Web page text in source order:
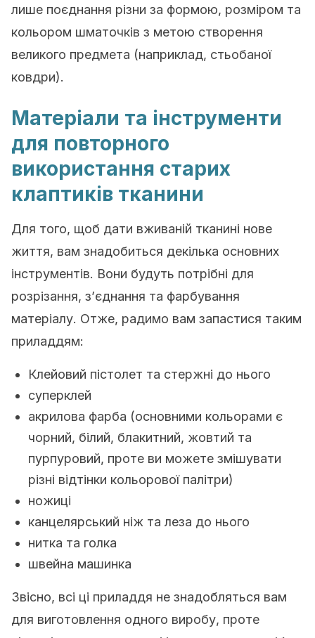
лише поєднання різни за формою, розміром та
кольором шматочків з метою створення
великого предмета (наприклад, стьобаної
ковдри).
Матеріали та інструменти
для повторного
використання старих
клаптиків тканини
Для того, щоб дати вживаній тканині нове
життя, вам знадобиться декілька основних
інструментів. Вони будуть потрібні для
розрізання, з’єднання та фарбування
матеріалу. Отже, радимо вам запастися таким
приладдям:
Клейовий пістолет та стержні до нього
суперклей
акрилова фарба (основними кольорами є
чорний, білий, блакитний, жовтий та
пурпуровий, проте ви можете змішувати
різні відтінки кольорової палітри)
ножиці
канцелярський ніж та леза до нього
нитка та голка
швейна машинка
Звісно, всі ці приладдя не знадобляться вам
для виготовлення одного виробу, проте